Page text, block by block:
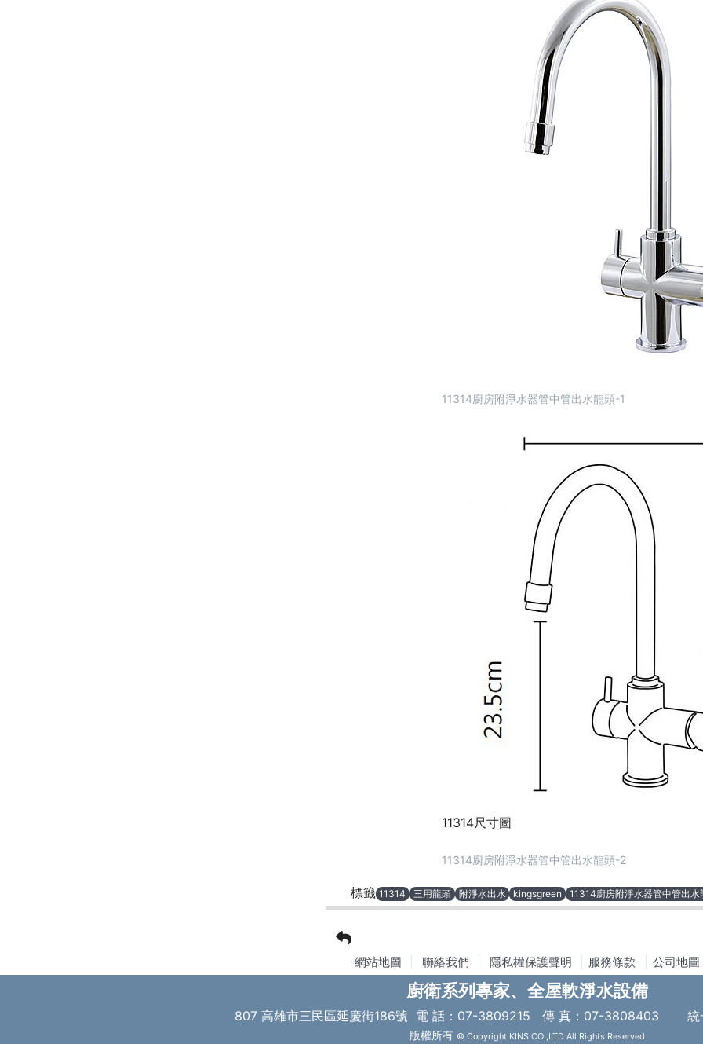
11314廚房附淨水器管中管出水龍頭-1
11314尺寸圖
11314廚房附淨水器管中管出水龍頭-2
標籤 11314 三用龍頭 附淨水出水 kingsgreen 11314廚房附淨水器管中管出水
網站地圖 聯絡我們 隱私權保護聲明 服務條款 公司地圖
廚衛系列專家、全屋軟淨水設備
807 高雄市三民區延慶街186號 電 話：07-3809215 傳 真：07-3808403
版權所有 © Copyright KINS CO.,LTD All Rights Reserved